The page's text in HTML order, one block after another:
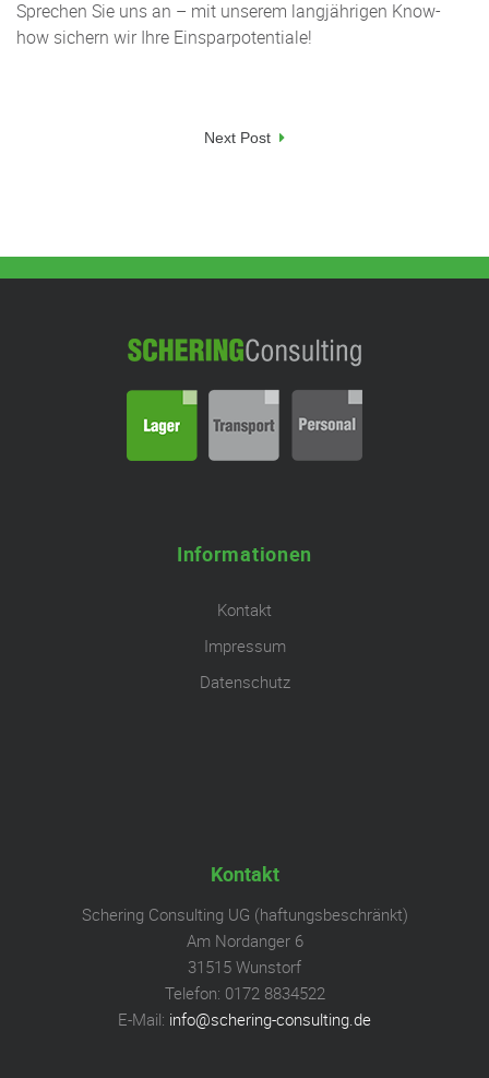
Sprechen Sie uns an – mit unserem langjährigen Know-
how sichern wir Ihre Einsparpotentiale!
Next Post
Informationen
Kontakt
Impressum
Datenschutz
Kontakt
Schering Consulting UG (haftungsbeschränkt)
Am Nordanger 6
31515 Wunstorf
Telefon: 0172 8834522
E-Mail: info@schering-consulting.de